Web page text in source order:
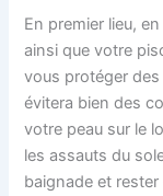
En premier lieu,
ainsi que votre
vous protéger
évitera bien des
votre peau sur le
les assauts du
baignade et rester